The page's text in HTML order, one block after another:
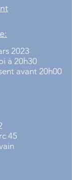
2023
à 20h30
avant 20h00
45